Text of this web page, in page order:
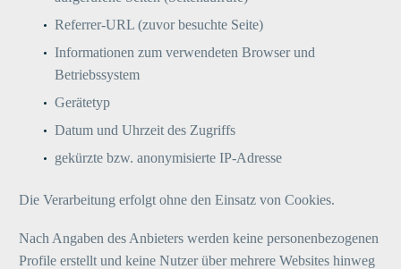
Referrer-URL (zuvor besuchte Seite)
Informationen zum verwendeten Browser und
Betriebssystem
Gerätetyp
Datum und Uhrzeit des Zugriffs
gekürzte bzw. anonymisierte IP-Adresse
Die Verarbeitung erfolgt ohne den Einsatz von Cookies.
Nach Angaben des Anbieters werden keine personenbezogenen
Profile erstellt und keine Nutzer über mehrere Websites hinweg